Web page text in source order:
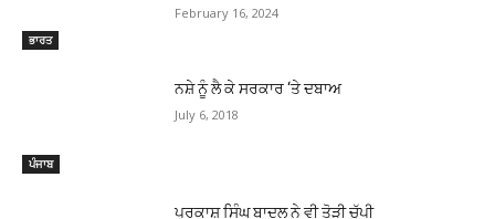
ਭਾਰਤ
February 16, 2024
ਪੰਜਾਬ
ਨਸ਼ੇ ਨੂੰ ਲੈ ਕੇ ਸਰਕਾਰ ‘ਤੇ ਦਬਾਅ
July 6, 2018
ਪ੍ਰਕਾਸ਼ ਸਿੰਘ ਬਾਦਲ ਨੇ ਵੀ ਤੋੜੀ ਚੁੱਪੀ